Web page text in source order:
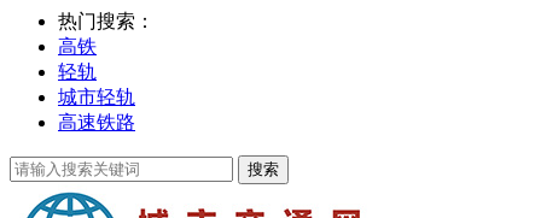
热门搜索：
高铁
轻轨
城市轻轨
高速铁路